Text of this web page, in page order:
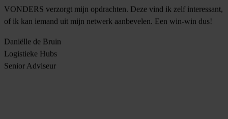
VONDERS verzorgt mijn opdrachten. Deze vind ik zelf interessant,
of ik kan iemand uit mijn netwerk aanbevelen. Een win-win dus!
Daniëlle de Bruin
Logistieke Hubs
Senior Adviseur